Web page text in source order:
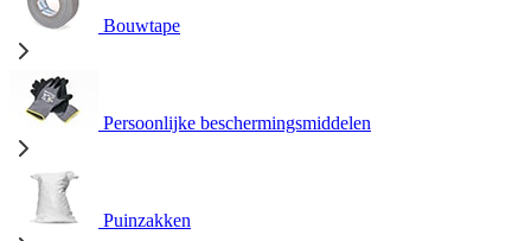
Bouwtape
Persoonlijke beschermingsmiddelen
Puinzakken